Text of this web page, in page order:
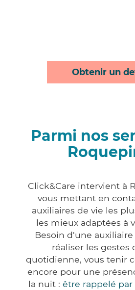
Obtenir un
Parmi nos
Click&Care intervient à
vous mettant en
auxiliaires de vie les
les mieux adaptées à
Besoin d'une
réaliser les gestes
quotidienne, vous tenir
encore pour une
la nuit : être rappelé